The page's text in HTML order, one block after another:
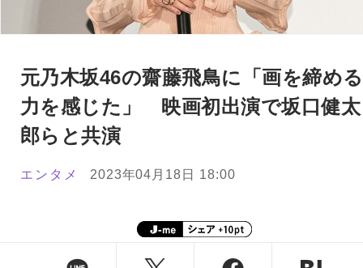
元乃木坂46の齋藤飛鳥に「画を締める
力を感じた」 映画初出演で坂口健太
郎らと共演
エンタメ 2023年04月18日 18:00